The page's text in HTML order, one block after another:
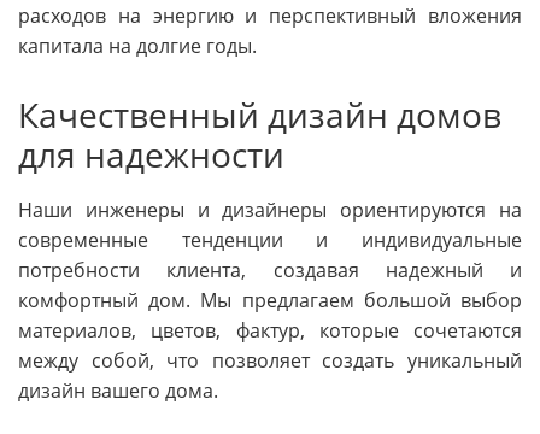
расходов на энергию и перспективный вложения
капитала на долгие годы.
Качественный дизайн домов
для надежности
Наши инженеры и дизайнеры ориентируются на
современные тенденции и индивидуальные
потребности клиента, создавая надежный и
комфортный дом. Мы предлагаем большой выбор
материалов, цветов, фактур, которые сочетаются
между собой, что позволяет создать уникальный
дизайн вашего дома.